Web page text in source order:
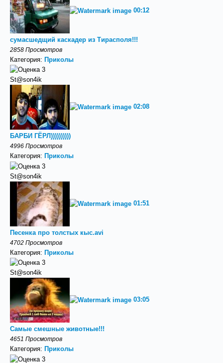
00:12
сумасшедщий каскадер из Тирасполя!!!
2858 Просмотров
Категория: Приколы
St@son4ik
02:08
БАРБИ ГЁРЛ))))))))))
4996 Просмотров
Категория: Приколы
St@son4ik
01:51
Песенка про толстых кыс.avi
4702 Просмотров
Категория: Приколы
St@son4ik
03:05
Самые смешные животные!!!
4651 Просмотров
Категория: Приколы